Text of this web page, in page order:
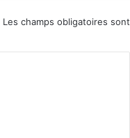
Les champs obligatoires sont